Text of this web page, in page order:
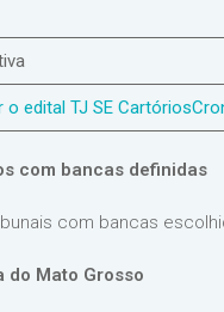
o edital TJ SE Cartórios
com bancas definidas
com bancas
do Mato Grosso